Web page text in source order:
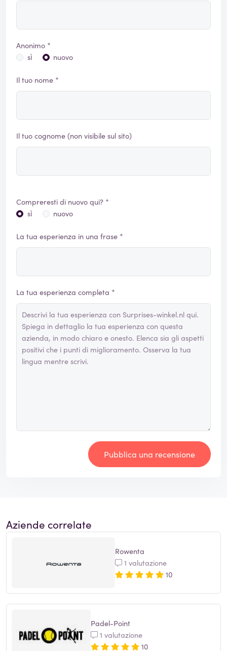
Anonimo *
sì
nuovo
Il tuo nome *
Il tuo cognome (non visibile sul sito)
Compreresti di nuovo qui? *
sì
nuovo
La tua esperienza in una frase *
La tua esperienza completa *
Pubblica una recensione
Aziende correlate
Rowenta
1 valutazione
10
Padel-Point
1 valutazione
10